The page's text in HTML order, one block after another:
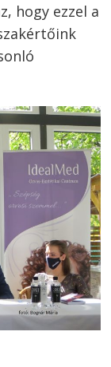
hogy ezzel a